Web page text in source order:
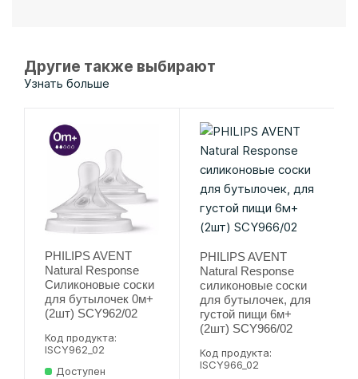
Другие также выбирают
Узнать больше
PHILIPS AVENT
Natural Response
Силиконовые соски
для бутылочек 0м+
(2шт) SCY962/02
Код продукта:
lSCY962_02
Доступен
PHILIPS AVENT
Natural Response
силиконовые соски
для бутылочек, для
густой пищи 6м+
(2шт) SCY966/02
Код продукта:
lSCY966_02